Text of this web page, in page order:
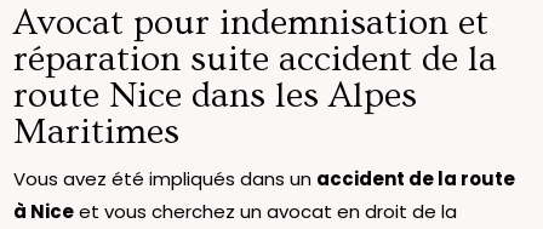
Avocat pour indemnisation et
réparation suite accident de la
route Nice dans les Alpes
Maritimes
Vous avez été impliqués dans un accident de la route
à Niceet vous cherchez un avocat en droit de la